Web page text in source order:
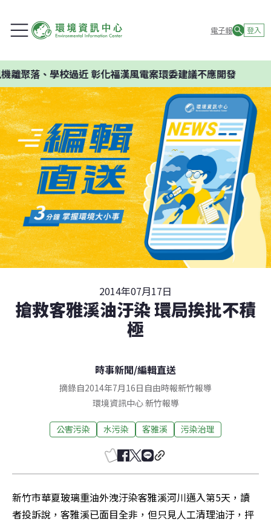
電子報 登入
聚落、學校過近 彰化福漢風電案環委建議不應開發
2014年07月17日
搶救客雅溪油汙染 環局挨批不積
極
時事新聞/編輯直送
摘錄自2014年7月16日自由時報新竹報導
環境資訊中心新竹報導
公害污染 水污染 客雅溪 污染治理
新竹市華夏玻璃重油外洩汙染客雅溪河川邁入第5天，讀
者投訴說，客雅溪已面目全非，但只見人工清理油汙，抨